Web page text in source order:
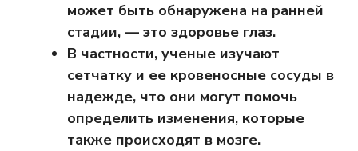
может быть обнаружена на ранней
стадии, — это здоровье глаз.
В частности, ученые изучают
сетчатку и ее кровеносные сосуды в
надежде, что они могут помочь
определить изменения, которые
также происходят в мозге.